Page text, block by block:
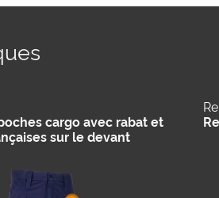
cargo avec rabat et
sur le devant